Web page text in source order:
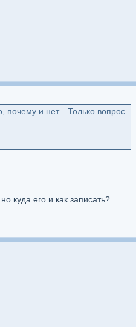
и нет... Только вопрос.
куда его и как записать?